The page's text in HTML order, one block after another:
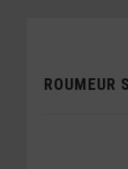
ROUMEUR